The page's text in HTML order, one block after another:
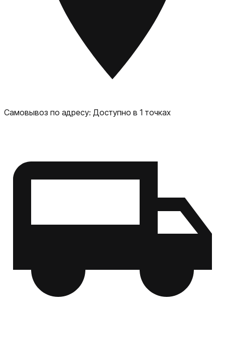
Автономность и защита Аккумулятор повышенной
емкости Быстрая зарядка для максимальной
мобильности Защита от воды и пыли по стандарту IPX8
Сканер отпечатков в экране Премиальные особенности
Гарнитурный динамик Hi-Res Audio NFC для
бесконтактных платежей Bluetooth 5.3 для подключения
аксессуаров Honor Magic V3 — это не просто смартфон,
это ваш персональный помощник, который сочетает в
Самовывоз по адресу: Доступно в 1 точках